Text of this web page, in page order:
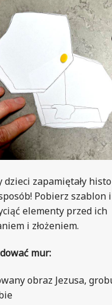
dzieci zapamiętały
Pobierz szablon
elementy przed ich
i złożeniem.
mur:
obraz Jezusa,